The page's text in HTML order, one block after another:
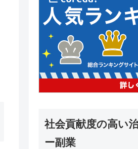
社会貢献度の高い
ー副業